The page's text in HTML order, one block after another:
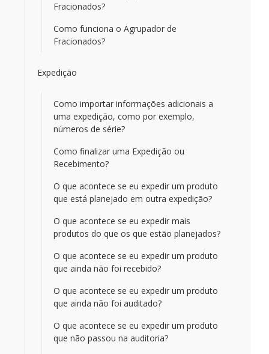
Fracionados?
Como funciona o Agrupador de
Fracionados?
Expedição
Como importar informações adicionais a
uma expedição, como por exemplo,
números de série?
Como finalizar uma Expedição ou
Recebimento?
O que acontece se eu expedir um produto
que está planejado em outra expedição?
O que acontece se eu expedir mais
produtos do que os que estão planejados?
O que acontece se eu expedir um produto
que ainda não foi recebido?
O que acontece se eu expedir um produto
que ainda não foi auditado?
O que acontece se eu expedir um produto
que não passou na auditoria?